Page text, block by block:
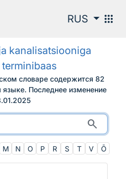
RUS apps
kanalisatsiooniga
словаре содержится 82
языке. Последнее изменение
search
M N O P R S T V Õ